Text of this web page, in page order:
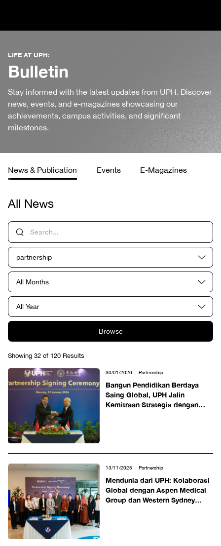
LIFE AT UPH:
Bulletin
Stay informed with the latest updates from UPH. Discover
news, events, and e-magazines showcasing our
achievements, campus activities, and significant
milestones.
News & Publication Events E-Magazines
All News
partnership
All Months
All Year
Browse
Showing 32 of 120 Results
30/01/2026 Partnership
Bangun Pendidikan Berdaya
Saing Global, UPH Jalin
Kemitraan Strategis dengan
13/11/2025 Partnership
Mendunia dari UPH: Kolaborasi
Global dengan Aspen Medical
Group dan Western Sydney